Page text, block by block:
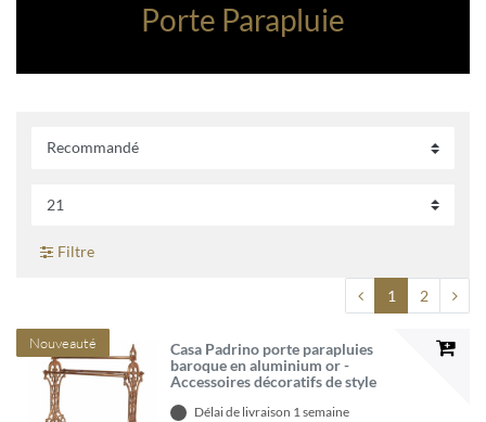
Porte Parapluie
Filtre
1 2
Nouveauté
Casa Padrino porte parapluies
baroque en aluminium or -
Accessoires décoratifs de style
Délai de livraison 1 semaine